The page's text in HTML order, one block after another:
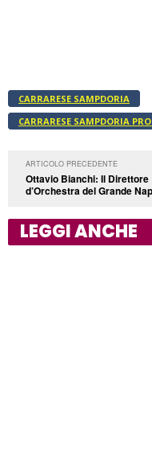
CARRARESE SAMPDORIA
CARRARESE SAMPDORIA
ARTICOLO PRECEDENTE
Ottavio Bianchi: Il Direttore
d’Orchestra del Grande
LEGGI ANCHE